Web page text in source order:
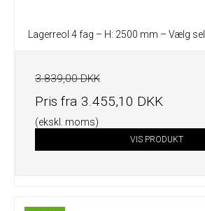
Lagerreol 4 fag – H: 2500 mm – Vælg
3.839,00 DKK
Pris fra 3.455,10 DKK
(ekskl. moms)
VIS PRODUKT